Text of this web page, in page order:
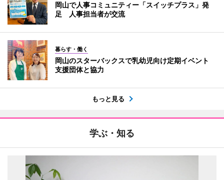
岡山で人事コミュニティー「スイッチプラス」発
足 人事担当者が交流
暮らす・働く
岡山のスターバックスで乳幼児向け定期イベント
支援団体と協力
もっと見る
学ぶ・知る